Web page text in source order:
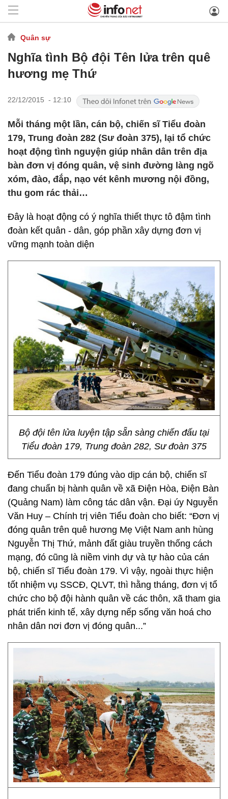
Quân sự
Nghĩa tình Bộ đội Tên lửa trên quê
hương mẹ Thứ
22/12/2015 - 12:10
Mỗi tháng một lần, cán bộ, chiến sĩ Tiểu đoàn
179, Trung đoàn 282 (Sư đoàn 375), lại tổ chức
hoạt động tình nguyện giúp nhân dân trên địa
bàn đơn vị đóng quân, vệ sinh đường làng ngõ
xóm, đào, đắp, nạo vét kênh mương nội đồng,
thu gom rác thải…
Đây là hoạt động có ý nghĩa thiết thực tô đậm tình
đoàn kết quân - dân, góp phần xây dựng đơn vị
vững mạnh toàn diện
Bộ đội tên lửa luyện tập sẵn sàng chiến đấu tại
Tiểu đoàn 179, Trung đoàn 282, Sư đoàn 375
Đến Tiểu đoàn 179 đúng vào dịp cán bộ, chiến sĩ
đang chuẩn bị hành quân về xã Điện Hòa, Điện Bàn
(Quảng Nam) làm công tác dân vận. Đại úy Nguyễn
Văn Huy – Chính trị viên Tiểu đoàn cho biết: “Đơn vị
đóng quân trên quê hương Mẹ Việt Nam anh hùng
Nguyễn Thị Thứ, mảnh đất giàu truyền thống cách
mạng, đó cũng là niềm vinh dự và tự hào của cán
bộ, chiến sĩ Tiểu đoàn 179. Vì vậy, ngoài thực hiện
tốt nhiệm vụ SSCĐ, QLVT, thì hằng tháng, đơn vị tổ
chức cho bộ đội hành quân về các thôn, xã tham gia
phát triển kinh tế, xây dựng nếp sống văn hoá cho
nhân dân nơi đơn vị đóng quân...”